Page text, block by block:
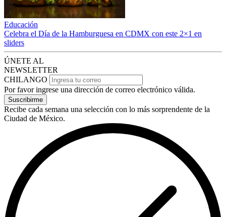
Educación
Celebra el Día de la Hamburguesa en CDMX con este 2×1 en
sliders
ÚNETE AL
NEWSLETTER
CHILANGO
Por favor ingrese una dirección de correo electrónico válida.
Suscribirme
Recibe cada semana una selección con lo más sorprendente de la
Ciudad de México.